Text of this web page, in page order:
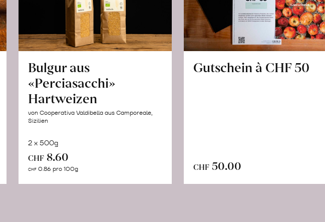
Bulgur aus
«Perciasacchi»
Hartweizen
von Cooperativa Valdibella aus Camporeale,
Sizilien
2 x 500g
CHF 8.60
CHF 0.86 pro 100g
Gutschein à CHF 50
CHF 50.00
Warenkorb